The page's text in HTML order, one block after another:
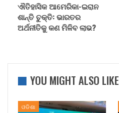
ଐତିହାସିକ ଆମେରିକା-ଇରାନ
ଶାନ୍ତି ଚୁକ୍ତି: ଭାରତର
ଅର୍ଥନୀତିକୁ କଣ ମିଳିବ ଲାଭ?
YOU MIGHT ALSO LIKE
ଓଡିଶା